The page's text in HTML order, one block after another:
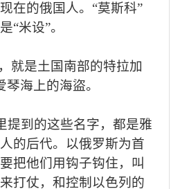
在的俄国人。 “莫斯科”
“米设”。
就是土国南部的特拉加
琴海上的海盜。
提到的这些名字，都是雅
的后代。以俄罗斯为首
把他们用钩子钩住，叫
打仗，和控制以色列的